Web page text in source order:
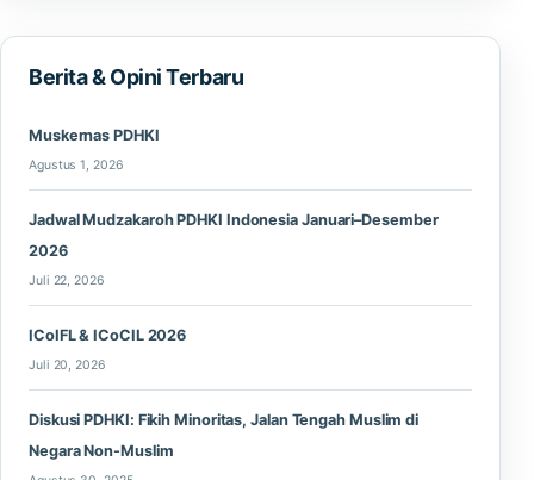
Berita & Opini Terbaru
Muskernas PDHKI
Agustus 1, 2026
Jadwal Mudzakaroh PDHKI Indonesia Januari–Desember
2026
Juli 22, 2026
ICoIFL & ICoCIL 2026
Juli 20, 2026
Diskusi PDHKI: Fikih Minoritas, Jalan Tengah Muslim di
Negara Non-Muslim